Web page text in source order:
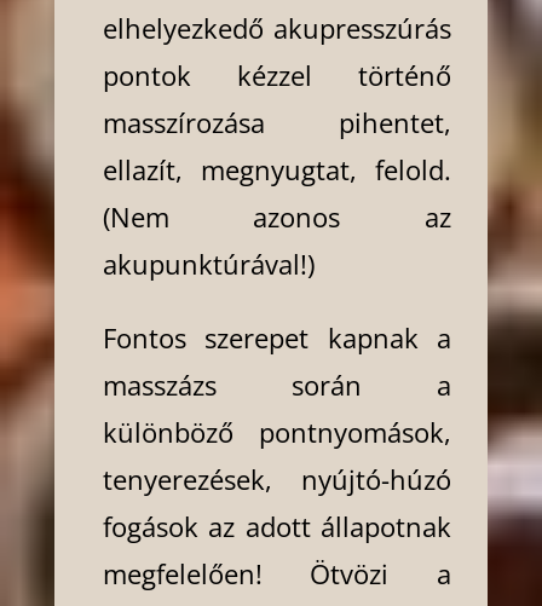
elhelyezkedő akupresszúrás
pontok kézzel történő
masszírozása pihentet,
ellazít, megnyugtat, felold.
(Nem azonos az
akupunktúrával!)
Fontos szerepet kapnak a
masszázs során a
különböző pontnyomások,
tenyerezések, nyújtó-húzó
fogások az adott állapotnak
megfelelően! Ötvözi a